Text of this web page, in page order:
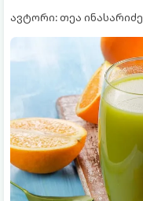
ავტორი: თეა ინასარიძე